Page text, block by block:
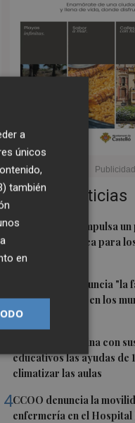
Últimas Noticias
1La Diputación impulsa
movilidad pública para
interior
Compromís denuncia
sanitario estival en los
Castellón"
Burriana coordina con
educativos las ayudas de
climatizar las aulas
4CCOO denuncia la
enfermería en el
a
únicos
también
en